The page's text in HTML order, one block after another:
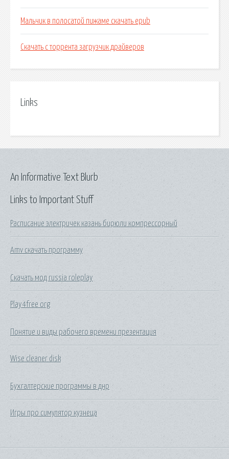
Мальчик в полосатой пижаме скачать epub
Скачать с торрента загрузчик драйверов
Links
Links to Important Stuff
Расписание электричек казань бирюли компрессорный
Amv скачать программу
Скачать мод russia roleplay
Play4free org
Понятие и виды рабочего времени презентация
Wise cleaner disk
Бухгалтерские программы в днр
Игры про симулятор кузнеца
An Informative Text Blurb